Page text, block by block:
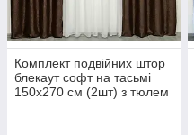
Комплект подвійних штор
блекаут софт на тасьмі
150х270 см (2шт) з тюлем